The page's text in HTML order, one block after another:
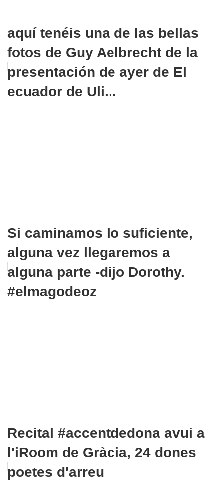
aquí tenéis una de las bellas
fotos de Guy Aelbrecht de la
presentación de ayer de El
ecuador de Uli...
Si caminamos lo suficiente,
alguna vez llegaremos a
alguna parte -dijo Dorothy.
#elmagodeoz
Recital #accentdedona avui a
l'iRoom de Gràcia, 24 dones
poetes d'arreu